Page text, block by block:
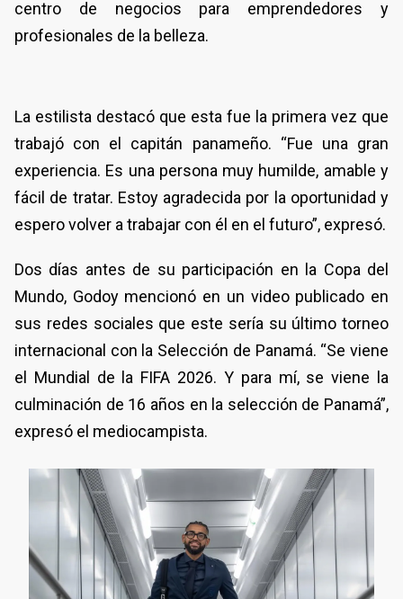
centro de negocios para emprendedores y
profesionales de la belleza.
La estilista destacó que esta fue la primera vez que
trabajó con el capitán panameño. “Fue una gran
experiencia. Es una persona muy humilde, amable y
fácil de tratar. Estoy agradecida por la oportunidad y
espero volver a trabajar con él en el futuro”, expresó.
Dos días antes de su participación en la Copa del
Mundo, Godoy mencionó en un video publicado en
sus redes sociales que este sería su último torneo
internacional con la Selección de Panamá. “Se viene
el Mundial de la FIFA 2026. Y para mí, se viene la
culminación de 16 años en la selección de Panamá”,
expresó el mediocampista.